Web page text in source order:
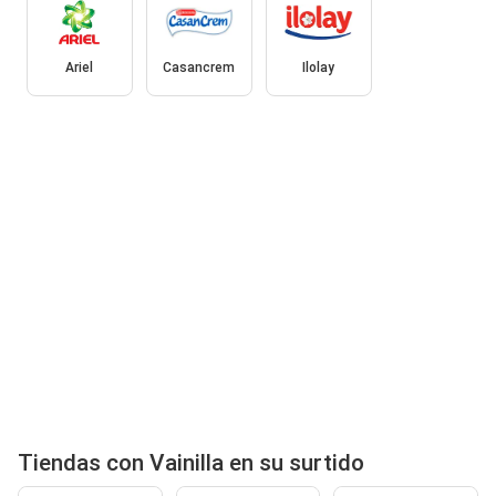
Ariel Casancrem Ilolay
Tiendas con Vainilla en su surtido